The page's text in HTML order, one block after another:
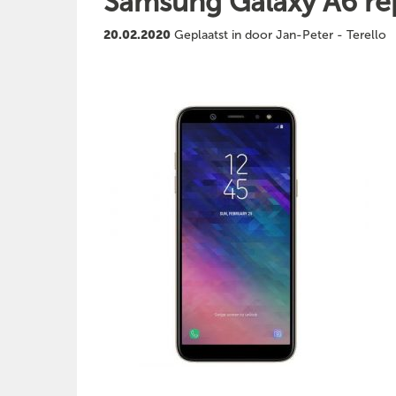
20.02.2020 Geplaatst in door Jan-Peter - Terello